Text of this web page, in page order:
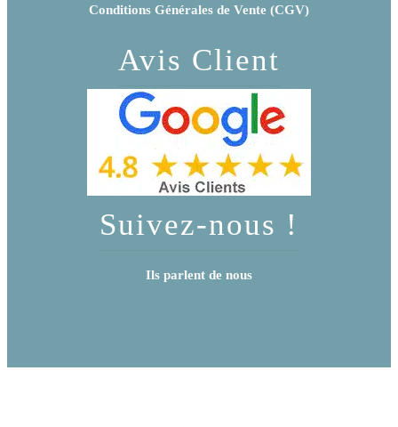
Conditions Générales de Vente (CGV)
Avis Client
Suivez-nous !
Ils parlent de nous